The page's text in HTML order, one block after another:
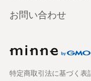
お問い合わせ
特定商取引法に基づく表